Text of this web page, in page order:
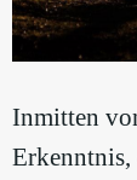
Inmitten